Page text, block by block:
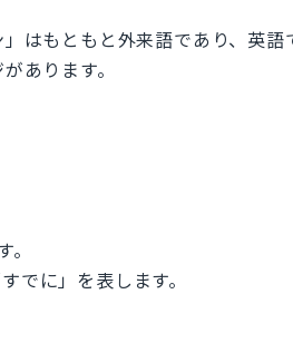
はもともと外来語であり、英
あります。
でに」を表します。